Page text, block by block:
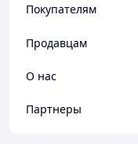
Покупателям
Продавцам
О нас
Партнеры